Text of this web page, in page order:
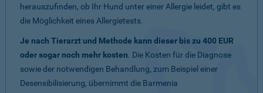
herauszufinden, ob Ihr Hund unter einer Allergie leidet, gibt es
die Möglichkeit eines Allergietests.
Je nach Tierarzt und Methode kann dieser bis zu 400 EUR
oder sogar noch mehr kosten. Die Kosten für die Diagnose
sowie der notwendigen Behandlung, zum Beispiel einer
Desensibilisierung, übernimmt die Barmenia